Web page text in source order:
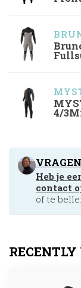
4/
Heb je
contact
of te